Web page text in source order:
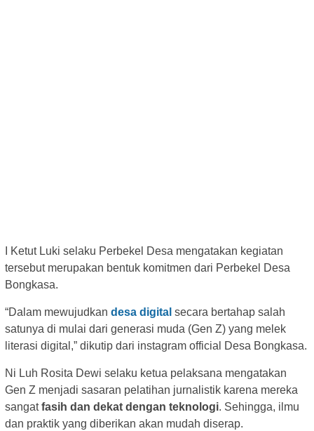
I Ketut Luki selaku Perbekel Desa mengatakan kegiatan
tersebut merupakan bentuk komitmen dari Perbekel Desa
Bongkasa.
“Dalam mewujudkan desa digital secara bertahap salah
satunya di mulai dari generasi muda (Gen Z) yang melek
literasi digital,” dikutip dari instagram official Desa Bongkasa.
Ni Luh Rosita Dewi selaku ketua pelaksana mengatakan
Gen Z menjadi sasaran pelatihan jurnalistik karena mereka
sangatfasih dan dekat dengan teknologi. Sehingga, ilmu
dan praktik yang diberikan akan mudah diserap.